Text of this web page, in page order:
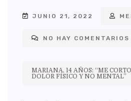
JUNIO 21, 2022
NO HAY COMENTARIOS
MARIANA, 14 AÑOS: “ME
DOLOR FÍSICO Y NO MENTAL”